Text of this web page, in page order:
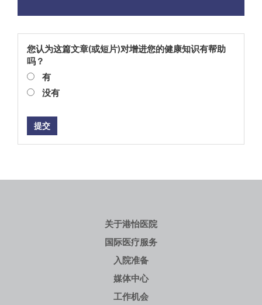
您认为这篇文章(或短片)对增进您的健康知识有帮助
吗？
有
没有
提交
关于港怡医院
国际医疗服务
入院准备
媒体中心
工作机会